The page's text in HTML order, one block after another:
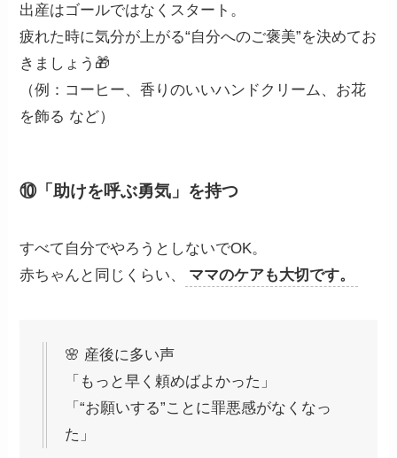
出産はゴールではなくスタート。
疲れた時に気分が上がる“自分へのご褒美”を決めてお
きましょう🎁
（例：コーヒー、香りのいいハンドクリーム、お花
を飾る など）
⑩「助けを呼ぶ勇気」を持つ
すべて自分でやろうとしないでOK。
赤ちゃんと同じくらい、
ママのケアも大切です。
🌸 産後に多い声
「もっと早く頼めばよかった」
「“お願いする”ことに罪悪感がなくなっ
た」